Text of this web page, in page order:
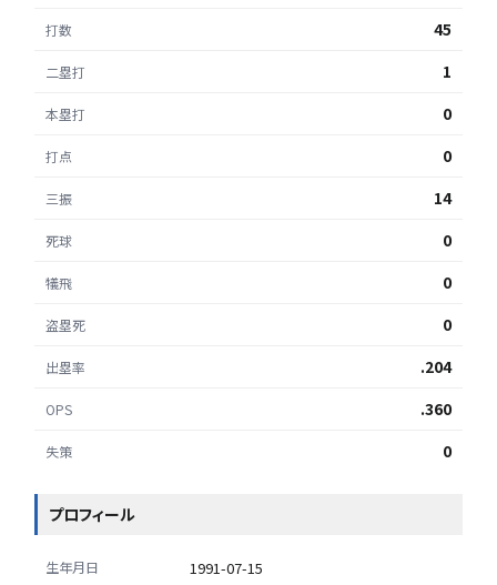
打数 45
二塁打 1
本塁打 0
打点 0
三振 14
死球 0
犠飛 0
盗塁死 0
出塁率 .204
OPS .360
失策 0
プロフィール
生年月日 1991-07-15